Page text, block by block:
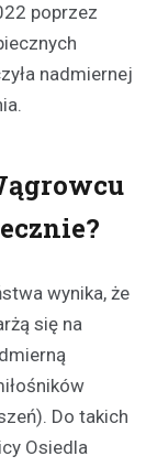
poprzez
nadmiernej
wynika, że
się na
Do takich
Osiedla